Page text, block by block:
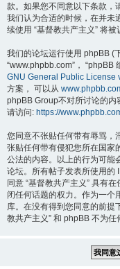
款。如果您不同意以下条款，
我们认为合适的时候，在并未
续使用 “基督教共产主义” 将被
我们的论坛运行使用 phpBB (
“www.phpbb.com”， “phpBB
GNU General Public License
方案， 可以从
phpBB Group不对所讨论的内
请访问: https://
您同意不张贴任何带有辱骂，
张贴任何带有侵犯您所在国家
公法的内容。以上的行为可能
论坛。所有帖子发表所使用的
同意 “基督教共产主义” 具有
闭任何话题的权力。作为一个
库。在没有得到您同意的前提
教共产主义” 和 phpBB 不为